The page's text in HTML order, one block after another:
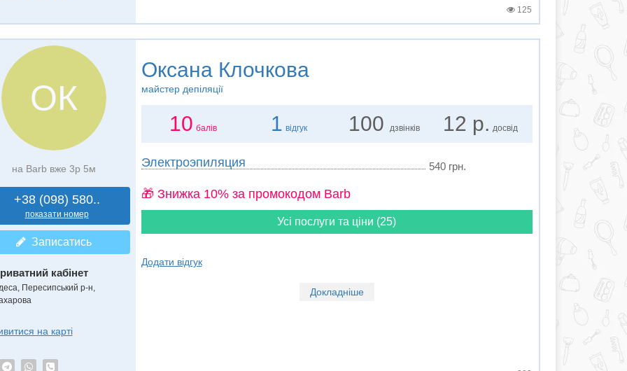
125
ОК
на Barb вже 3р 5м
+38 (098) 580..
показати номер
Записатись
кабінет
Пересипський р-н,
на карті
Оксана Клочкова
майстер депіляції
10 балів 1 відгук 100 дзвінків 12 р. досвід
Электроэпиляция 540 грн.
🎁 Знижка 10% за промокодом Barb
Усі послуги та ціни (25)
Додати відгук
Докладніше